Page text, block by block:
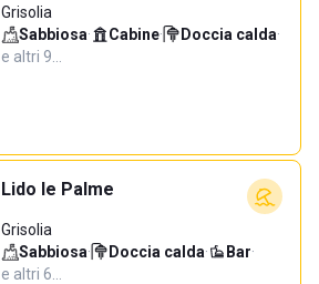
Grisolia
Sabbiosa· Cabine· Doccia calda·
e altri 9…
Lido le Palme
Grisolia
Sabbiosa· Doccia calda· Bar·
e altri 6…